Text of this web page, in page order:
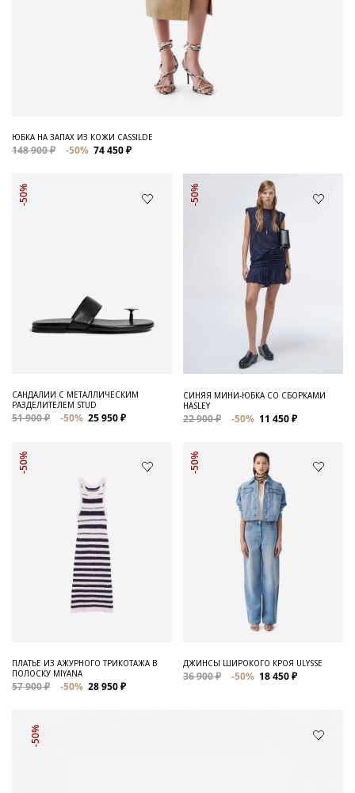
ЮБКА НА ЗАПАХ ИЗ КОЖИ CASSILDE
148 900 ₽ -50% 74 450 ₽
-50%
САНДАЛИИ С МЕТАЛЛИЧЕСКИМ
РАЗДЕЛИТЕЛЕМ STUD
51 900 ₽ -50% 25 950 ₽
-50%
СИНЯЯ МИНИ-ЮБКА СО СБОРКАМИ
HASLEY
22 900 ₽ -50% 11 450 ₽
-50%
ПЛАТЬЕ ИЗ АЖУРНОГО ТРИКОТАЖА В
ПОЛОСКУ MIYANA
57 900 ₽ -50% 28 950 ₽
-50%
ДЖИНСЫ ШИРОКОГО КРОЯ ULYSSE
36 900 ₽ -50% 18 450 ₽
-50%